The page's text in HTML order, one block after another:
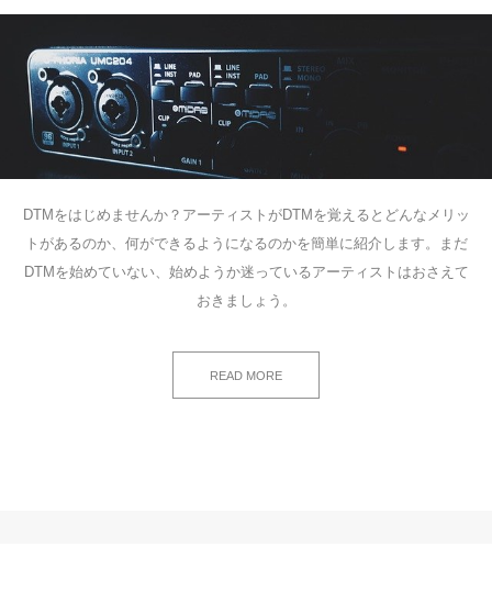
DTMをはじめませんか？アーティストがDTMを覚えるとどんなメリッ
トがあるのか、何ができるようになるのかを簡単に紹介します。まだ
DTMを始めていない、始めようか迷っているアーティストはおさえて
おきましょう。
READ MORE